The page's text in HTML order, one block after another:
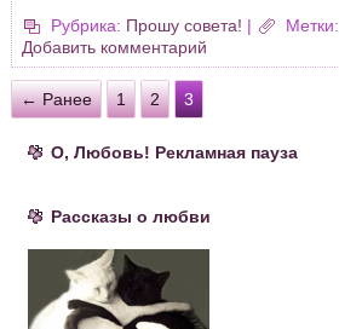
Рубрика: Прошу совета! | Метки:
Добавить комментарий
← Ранее 1 2 3
О, Любовь! Рекламная пауза
Рассказы о любви